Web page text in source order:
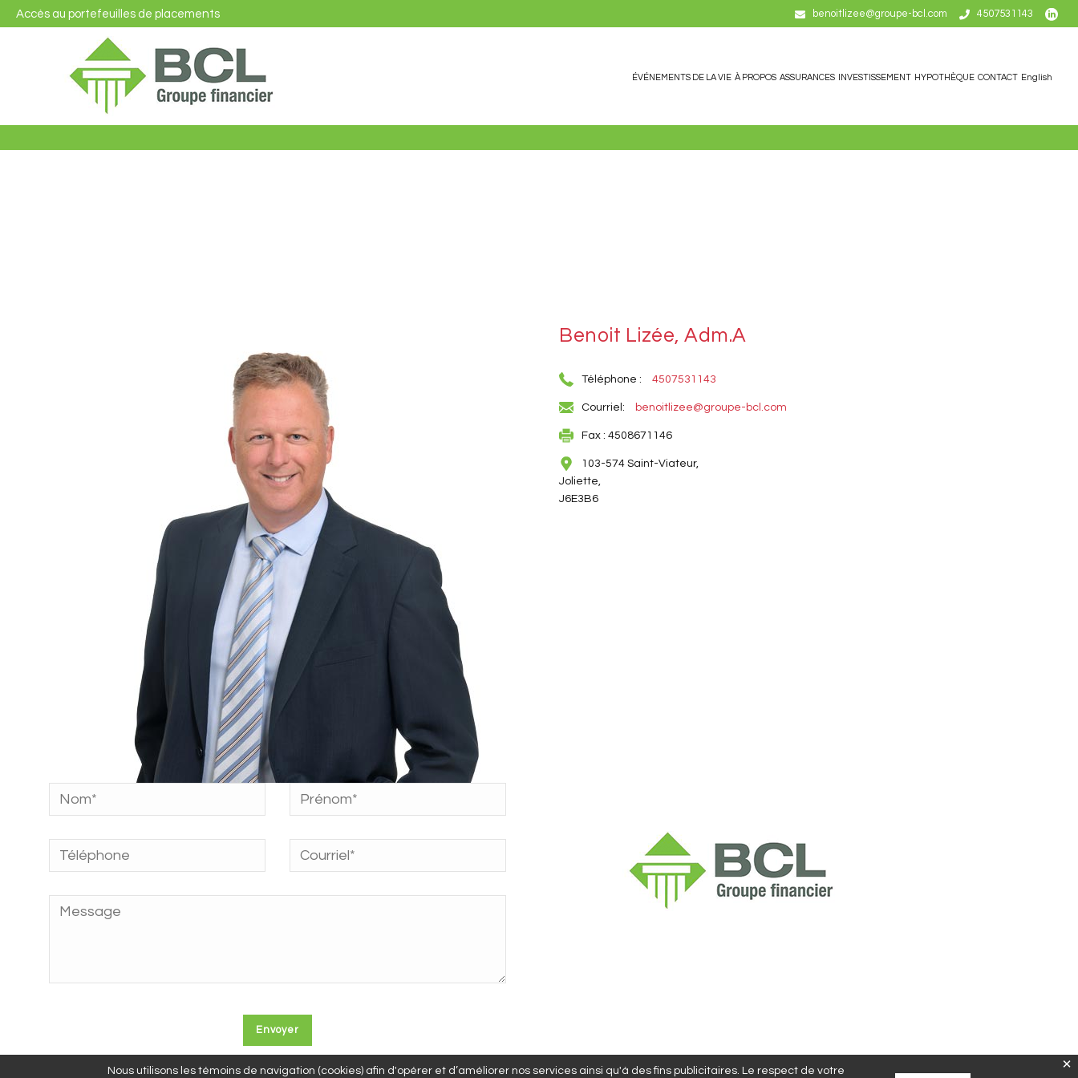
Accès au portefeuilles de placements 4507531143
benoitlizee@groupe-bcl.com
ÉVÉNEMENTS DE LA VIE À PROPOS ASSURANCES INVESTISSEMENT HYPOTHÈQUE CONTACT English
Benoit Lizée, Adm.A
Téléphone : 4507531143
Courriel: benoitlizee@groupe-bcl.com
Fax : 4508671146
103-574 Saint-Viateur,
Joliette,
J6E3B6
Nous utilisons les témoins de navigation (cookies) afin d'opérer et d’améliorer nos services ainsi qu'à des fins publicitaires. Le respect de votre